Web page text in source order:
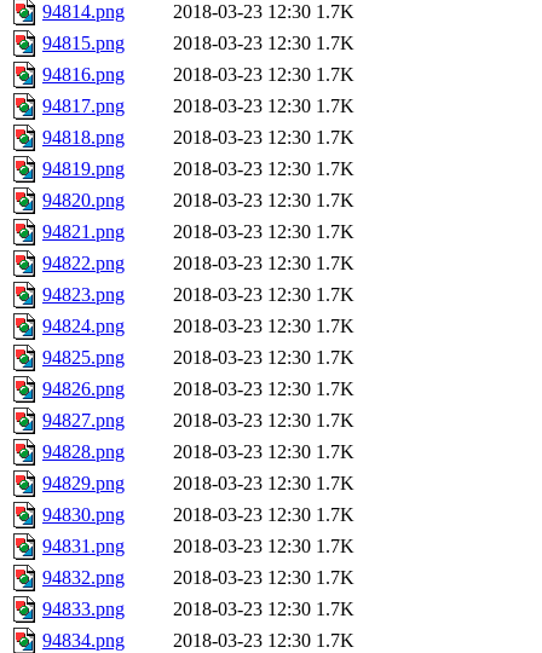
94814.png
2018-03-23 12:30 1.7K
94815.png
2018-03-23 12:30 1.7K
94816.png
2018-03-23 12:30 1.7K
94817.png
2018-03-23 12:30 1.7K
94818.png
2018-03-23 12:30 1.7K
94819.png
2018-03-23 12:30 1.7K
94820.png
2018-03-23 12:30 1.7K
94821.png
2018-03-23 12:30 1.7K
94822.png
2018-03-23 12:30 1.7K
94823.png
2018-03-23 12:30 1.7K
94824.png
2018-03-23 12:30 1.7K
94825.png
2018-03-23 12:30 1.7K
94826.png
2018-03-23 12:30 1.7K
94827.png
2018-03-23 12:30 1.7K
94828.png
2018-03-23 12:30 1.7K
94829.png
2018-03-23 12:30 1.7K
94830.png
2018-03-23 12:30 1.7K
94831.png
2018-03-23 12:30 1.7K
94832.png
2018-03-23 12:30 1.7K
94833.png
2018-03-23 12:30 1.7K
94834.png
2018-03-23 12:30 1.7K